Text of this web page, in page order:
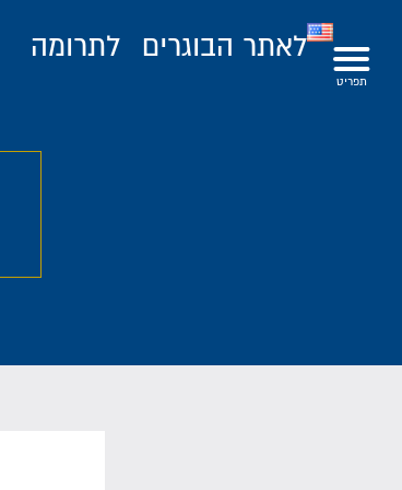
לאתר הבוגרים לתרומה